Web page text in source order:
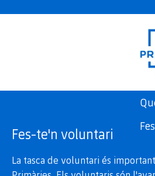
Fes-te'n voluntari
La tasca de voluntari és